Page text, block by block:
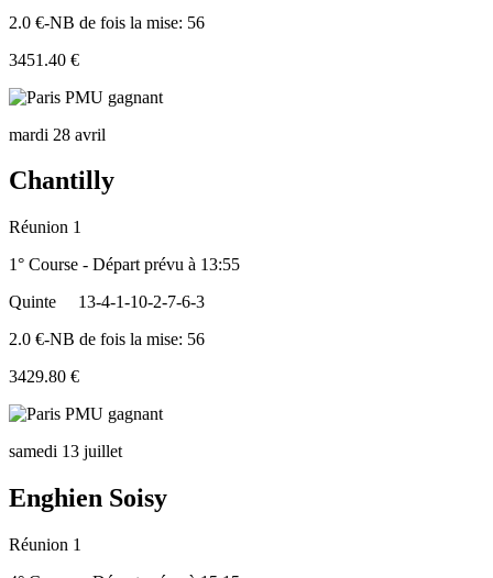
2.0 €-NB de fois la mise: 56
3451.40 €
mardi 28 avril
Chantilly
Réunion 1
1° Course - Départ prévu à 13:55
Quinte
13-4-1-10-2-7-6-3
2.0 €-NB de fois la mise: 56
3429.80 €
samedi 13 juillet
Enghien Soisy
Réunion 1